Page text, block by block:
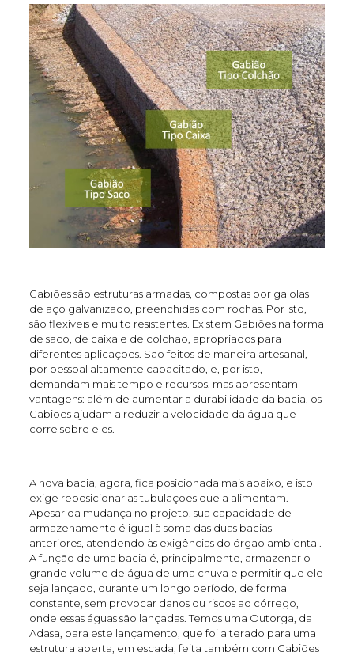
Gabiões são estruturas armadas, compostas por gaiolas
de aço galvanizado, preenchidas com rochas. Por isto,
são flexíveis e muito resistentes. Existem Gabiões na forma
de saco, de caixa e de colchão, apropriados para
diferentes aplicações. São feitos de maneira artesanal,
por pessoal altamente capacitado, e, por isto,
demandam mais tempo e recursos, mas apresentam
vantagens: além de aumentar a durabilidade da bacia, os
Gabiões ajudam a reduzir a velocidade da água que
corre sobre eles.
A nova bacia, agora, fica posicionada mais abaixo, e isto
exige reposicionar as tubulações que a alimentam.
Apesar da mudança no projeto, sua capacidade de
armazenamento é igual à soma das duas bacias
anteriores, atendendo às exigências do órgão ambiental.
A função de uma bacia é, principalmente, armazenar o
grande volume de água de uma chuva e permitir que ele
seja lançado, durante um longo período, de forma
constante, sem provocar danos ou riscos ao córrego,
onde essas águas são lançadas. Temos uma Outorga, da
Adasa, para este lançamento, que foi alterado para uma
estrutura aberta, em escada, feita também com Gabiões